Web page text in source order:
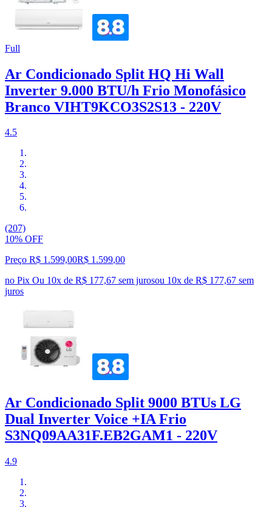
Full
Ar Condicionado Split HQ Hi Wall
Inverter 9.000 BTU/h Frio Monofásico
Branco VIHT9KCO3S2S13 - 220V
4.5
(207)
10% OFF
Preço R$ 1.599,00R$ 1.599,00
no Pix Ou 10x de R$ 177,67 sem jurosou 10x de R$ 177,67 sem
juros
Ar Condicionado Split 9000 BTUs LG
Dual Inverter Voice +IA Frio
S3NQ09AA31F.EB2GAM1 - 220V
4.9